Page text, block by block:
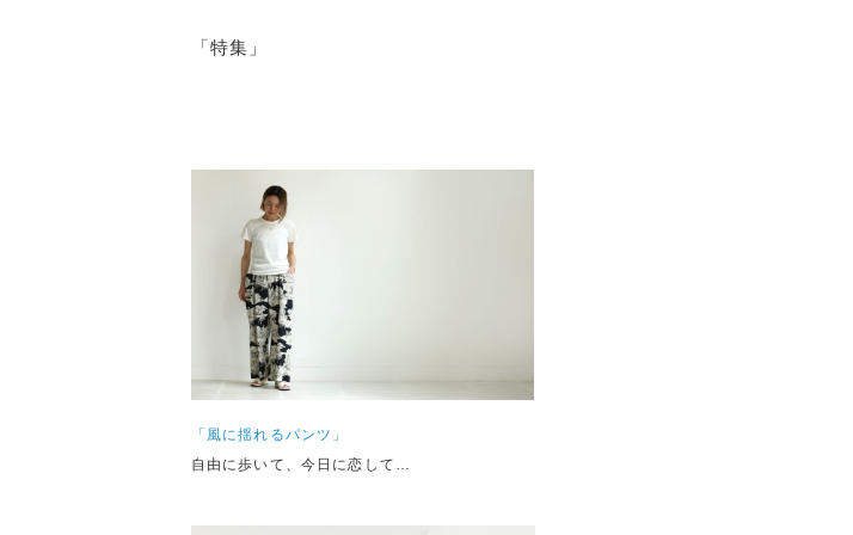
「特集」
「風に揺れるパンツ」
自由に歩いて、今日に恋して…